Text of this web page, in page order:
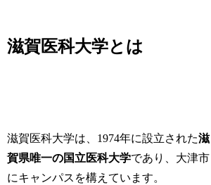
滋賀医科大学とは
滋賀医科大学は、1974年に設立された滋
賀県唯一の国立医科大学であり、大津市
にキャンパスを構えています。